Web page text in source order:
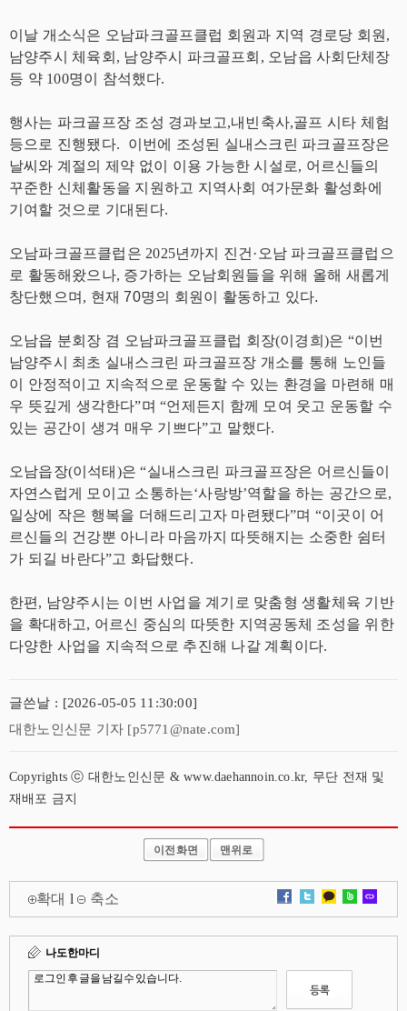
이날 개소식은 오남파크골프클럽 회원과 지역 경로당 회원,
남양주시 체육회, 남양주시 파크골프회, 오남읍 사회단체장
등 약 100명이 참석했다.
행사는 파크골프장 조성 경과보고,내빈축사,골프 시타 체험
등으로 진행됐다. 이번에 조성된 실내스크린 파크골프장은
날씨와 계절의 제약 없이 이용 가능한 시설로, 어르신들의
꾸준한 신체활동을 지원하고 지역사회 여가문화 활성화에
기여할 것으로 기대된다.
오남파크골프클럽은 2025년까지 진건·오남 파크골프클럽으
로 활동해왔으나, 증가하는 오남회원들을 위해 올해 새롭게
창단했으며, 현재 70명의 회원이 활동하고 있다.
오남읍 분회장 겸 오남파크골프클럽 회장(이경희)은 “이번
남양주시 최초 실내스크린 파크골프장 개소를 통해 노인들
이 안정적이고 지속적으로 운동할 수 있는 환경을 마련해 매
우 뜻깊게 생각한다”며 “언제든지 함께 모여 웃고 운동할 수
있는 공간이 생겨 매우 기쁘다”고 말했다.
오남읍장(이석태)은 “실내스크린 파크골프장은 어르신들이
자연스럽게 모이고 소통하는‘사랑방’역할을 하는 공간으로,
일상에 작은 행복을 더해드리고자 마련됐다”며 “이곳이 어
르신들의 건강뿐 아니라 마음까지 따뜻해지는 소중한 쉼터
가 되길 바란다”고 화답했다.
한편, 남양주시는 이번 사업을 계기로 맞춤형 생활체육 기반
을 확대하고, 어르신 중심의 따뜻한 지역공동체 조성을 위한
다양한 사업을 지속적으로 추진해 나갈 계획이다.
글쓴날 : [2026-05-05 11:30:00]
대한노인신문 기자 [p5771@nate.com]
Copyrights ⓒ 대한노인신문 & www.daehannoin.co.kr, 무단 전재 및
재배포 금지
이전화면 맨위로
확대 l 축소